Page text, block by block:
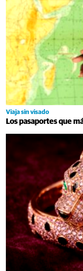
Viaja sin visado
Los pasaportes que